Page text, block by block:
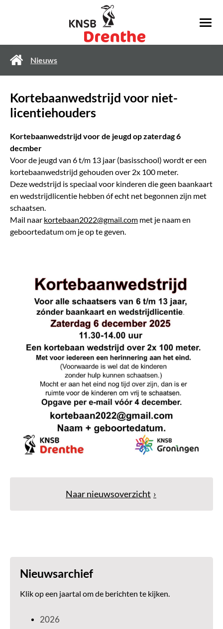
Nieuws
Kortebaanwedstrijd voor niet-
licentiehouders
Kortebaanwedstrijd voor de jeugd op zaterdag 6
decmber
Voor de jeugd van 6 t/m 13 jaar (basisschool) wordt er een
kortebaanwedstrijd gehouden over 2x 100 meter.
Deze wedstrijd is speciaal voor kinderen die geen baankaart
en wedstrijdlicentie hebben óf echt net begonnen zijn met
schaatsen.
Mail naar kortebaan2022@gmail.com met je naam en
geboortedatum om je op te geven.
Naar nieuwsoverzicht
Nieuwsarchief
Klik op een jaartal om de berichten te kijken.
2026